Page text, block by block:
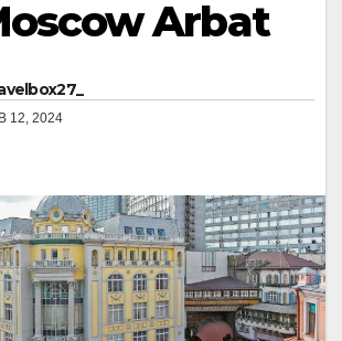
Arbat
12, 2024